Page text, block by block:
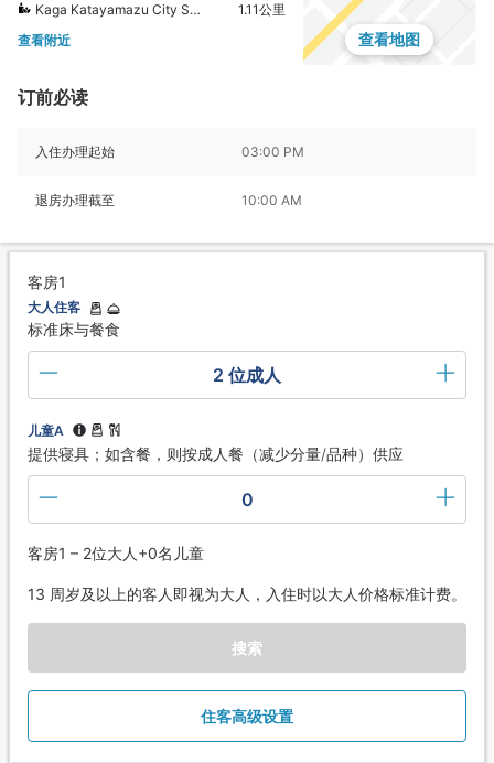
Kaga Katayamazu City Spa
1.11公里
查看附近
查看地图
订前必读
入住办理起始 03:00 PM
退房办理截至 10:00 AM
客房1
大人住客
标准床与餐食
2 位成人
儿童A
提供寝具；如含餐，则按成人餐（减少分量/品种）供应
0
客房1 – 2位大人+0名儿童
13 周岁及以上的客人即视为大人，入住时以大人价格标准计费。
搜索
住客高级设置